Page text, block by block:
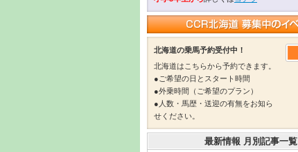
北海道の乗馬予約受付中！
北海道はこちらから予約できます。
●ご希望の日とスタート時間
●外乗時間（ご希望のプラン）
●人数・馬歴・送迎の有無をお知ら
せください。
最新情報 月別記事一覧